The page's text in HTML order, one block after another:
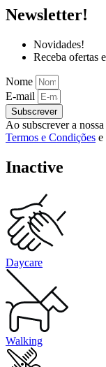
Newsletter!
Novidades!
Receba ofertas
Nome
E-mail
Subscrever
Ao subscrever a
Termos e Condições e
Inactive
Daycare
Walking